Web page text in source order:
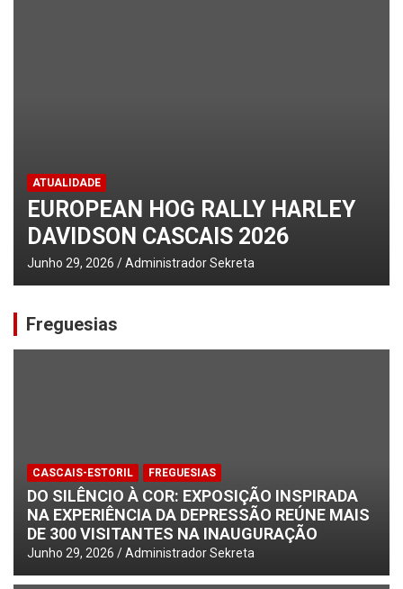
ATUALIDADE
EUROPEAN HOG RALLY HARLEY
DAVIDSON CASCAIS 2026
Junho 29, 2026 Administrador Sekreta
Freguesias
CASCAIS-ESTORIL FREGUESIAS
DO SILÊNCIO À COR: EXPOSIÇÃO INSPIRADA
NA EXPERIÊNCIA DA DEPRESSÃO REÚNE MAIS
DE 300 VISITANTES NA INAUGURAÇÃO
Junho 29, 2026 Administrador Sekreta